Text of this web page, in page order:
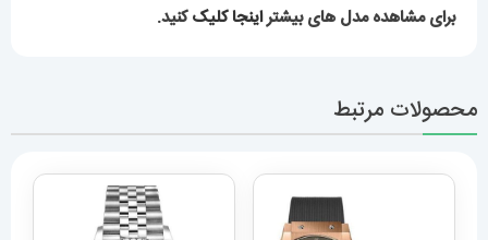
برای مشاهده مدل های بیشتراینجا کلیککنید.
محصولات مرتبط